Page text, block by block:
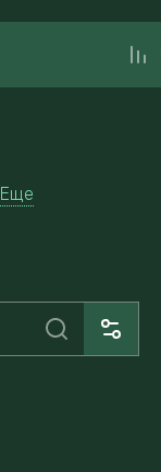
Еще